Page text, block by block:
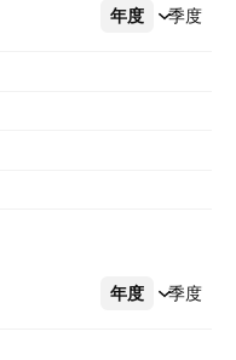
年度 季度
更多
年度 季度
更多